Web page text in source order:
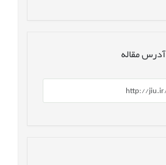
آدرس مقاله